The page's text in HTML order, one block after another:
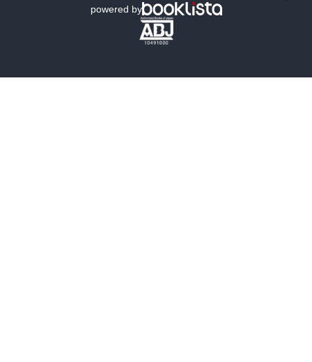
文学
powered by